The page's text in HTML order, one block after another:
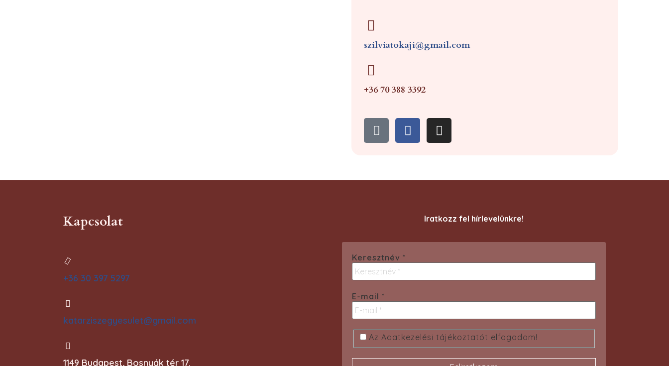
szilviatokaji@gmail.com
+36 70 388 3392
Kapcsolat
+36 30 397 5297
katarziszegyesulet@gmail.com
1149 Budapest, Bosnyák tér 17.
Iratkozz fel hírlevelünkre!
Keresztnév *
E-mail *
Az Adatkezelési tájékoztatót elfogadom!